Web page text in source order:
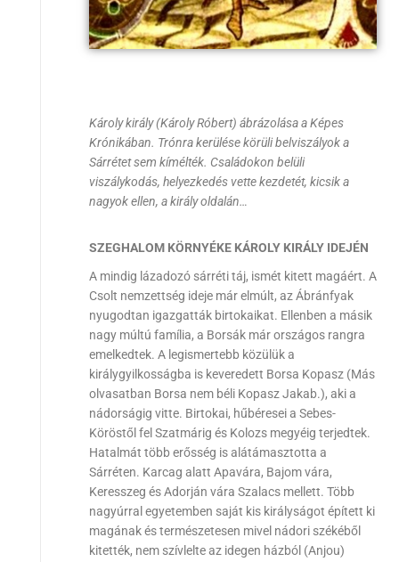
Károly király (Károly Róbert) ábrázolása a Képes
Krónikában. Trónra kerülése körüli belviszályok a
Sárrétet sem kímélték. Családokon belüli
viszálykodás, helyezkedés vette kezdetét, kicsik a
nagyok ellen, a király oldalán…
SZEGHALOM KÖRNYÉKE KÁROLY KIRÁLY IDEJÉN
A mindig lázadozó sárréti táj, ismét kitett magáért. A
Csolt nemzettség ideje már elmúlt, az Ábránfyak
nyugodtan igazgatták birtokaikat. Ellenben a másik
nagy múltú família, a Borsák már országos rangra
emelkedtek. A legismertebb közülük a
királygyilkosságba is keveredett Borsa Kopasz (Más
olvasatban Borsa nem béli Kopasz Jakab.), aki a
nádorságig vitte. Birtokai, hűbéresei a Sebes-
Köröstől fel Szatmárig és Kolozs megyéig terjedtek.
Hatalmát több erősség is alátámasztotta a
Sárréten. Karcag alatt Apavára, Bajom vára,
Keresszeg és Adorján vára Szalacs mellett. Több
nagyúrral egyetemben saját kis királyságot épített ki
magának és természetesen mivel nádori székéből
kitették, nem szívlelte az idegen házból (Anjou)